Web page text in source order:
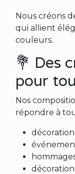
Nous créons
qui allient
couleurs.
💐 Des
pour
Nos
répondre à